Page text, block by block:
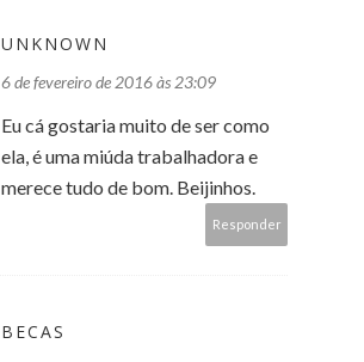
UNKNOWN
6 de fevereiro de 2016 às 23:09
Eu cá gostaria muito de ser como
ela, é uma miúda trabalhadora e
merece tudo de bom. Beijinhos.
Responder
BECAS